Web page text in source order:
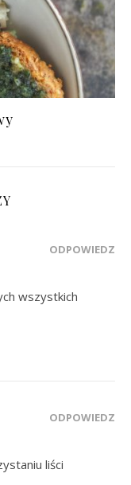
ODPOWIEDZ
wszystkich
ODPOWIEDZ
liści